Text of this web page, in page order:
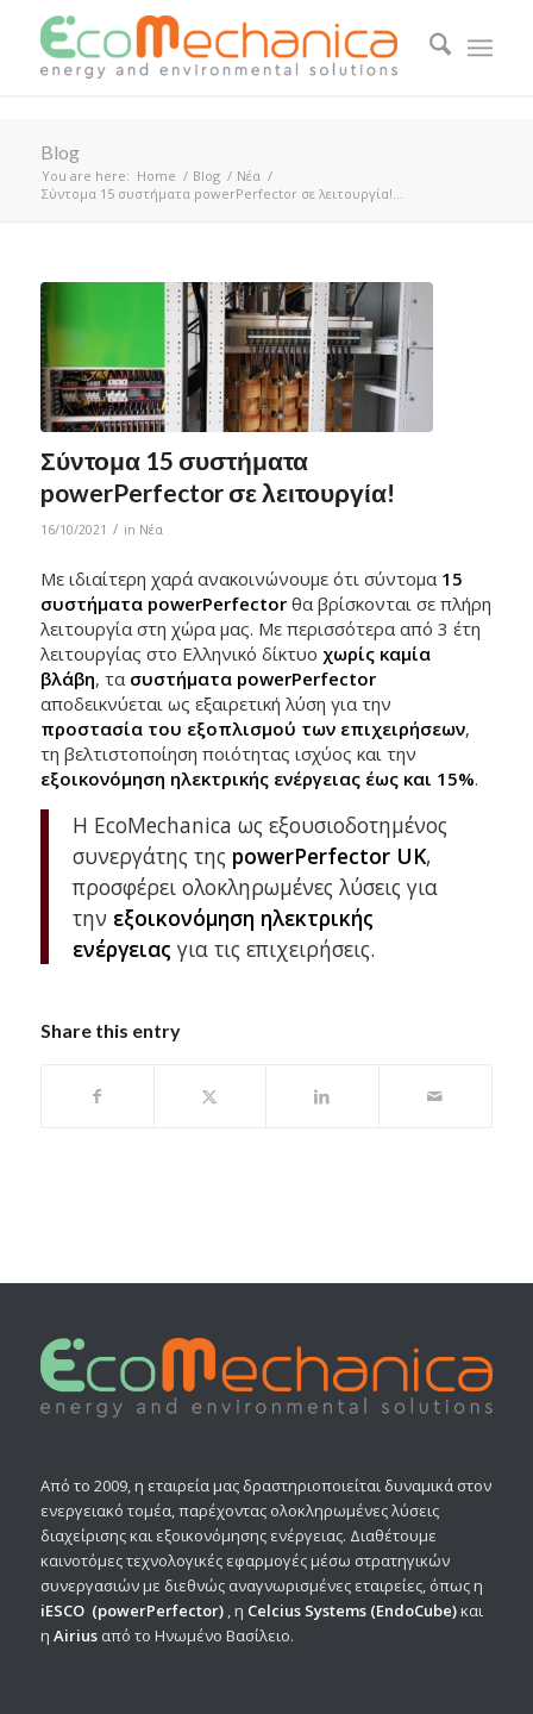
Blog
You are here: Home / Blog / Νέα /
Σύντομα 15 συστήματα powerPerfector σε λειτουργία!...
Σύντομα 15 συστήματα
powerPerfector σε λειτουργία!
16/10/2021 / in Νέα
Με ιδιαίτερη χαρά ανακοινώνουμε ότι σύντομα 15
συστήματα powerPerfectorθα βρίσκονται σε πλήρη
λειτουργία στη χώρα μας. Με περισσότερα από 3 έτη
λειτουργίας στο Ελληνικό δίκτυο χωρίς καμία
βλάβη, τα συστήματα powerPerfector
αποδεικνύεται ως εξαιρετική λύση για την
προστασία του εξοπλισμού των επιχειρήσεων,
τη βελτιστοποίηση ποιότητας ισχύος και την
εξοικονόμηση ηλεκτρικής ενέργειας έως και 15%.
Η EcoMechanica ως εξουσιοδοτημένος
συνεργάτης της powerPerfector UK,
προσφέρει ολοκληρωμένες λύσεις για
την εξοικονόμηση ηλεκτρικής
ενέργειας για τις επιχειρήσεις.
Share this entry
Από το 2009, η εταιρεία μας δραστηριοποιείται δυναμικά στον
ενεργειακό τομέα, παρέχοντας ολοκληρωμένες λύσεις
διαχείρισης και εξοικονόμησης ενέργειας. Διαθέτουμε
καινοτόμες τεχνολογικές εφαρμογές μέσω στρατηγικών
συνεργασιών με διεθνώς αναγνωρισμένες εταιρείες, όπως η
iESCO (powerPerfector) , η Celcius Systems (EndoCube)και
η Airiusαπό το Ηνωμένο Βασίλειο.